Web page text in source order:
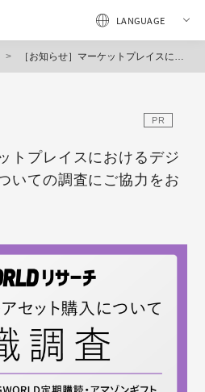
［お知らせ］マーケットプレイスにおけるデジタルアセット購入についての調査にご協力をお願いします
PR
トプレイスにおけるデジ
いての調査にご協力をお